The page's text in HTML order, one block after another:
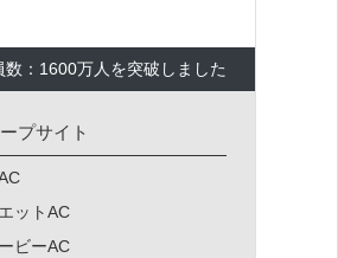
数：1600万人を突破しました
プサイト
ットAC
ビーAC